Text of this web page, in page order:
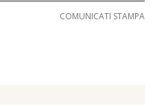
COMUNICATI STAMPA